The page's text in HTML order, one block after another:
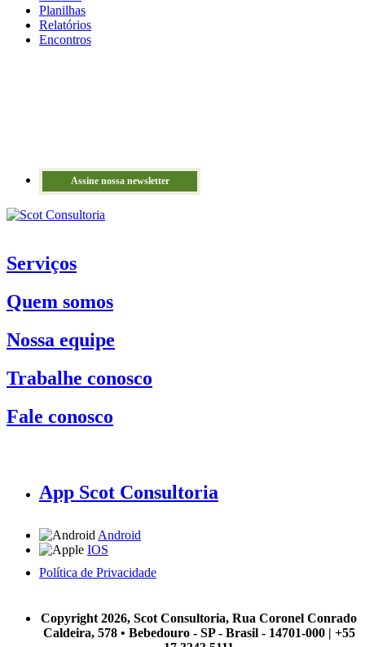
Planilhas
Relatórios
Encontros
Assine nossa newsletter
Serviços
Quem somos
Nossa equipe
Trabalhe conosco
Fale conosco
App Scot Consultoria
Android
IOS
Política de Privacidade
Copyright 2026, Scot Consultoria, Rua Coronel Conrado
Caldeira, 578 • Bebedouro - SP - Brasil - 14701-000 | +55